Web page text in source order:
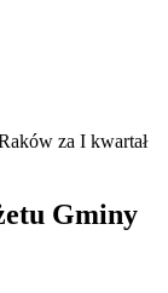
za I kwartał
Gminy